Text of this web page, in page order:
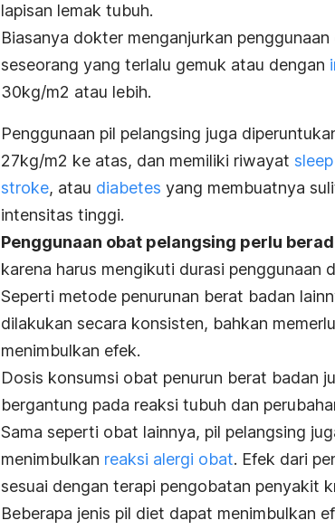
lapisan lemak tubuh.
Biasanya dokter menganjurkan
seseorang yang terlalu gemuk atau dengan
30kg/m2 atau lebih.
Penggunaan pil pelangsing juga
27kg/m2 ke atas, dan memiliki riwayat
stroke, atau diabetes yang membuatnya
intensitas tinggi.
Penggunaan obat pelangsing perlu
karena harus mengikuti durasi penggunaan
Seperti metode penurunan berat badan
dilakukan secara konsisten, bahkan
menimbulkan efek.
Dosis konsumsi obat penurun berat badan
bergantung pada reaksi tubuh dan
Sama seperti obat lainnya, pil pelangsing
menimbulkan reaksi alergi obat. Efek dari
sesuai dengan terapi pengobatan penyakit
Beberapa jenis pil diet dapat menimbulkan